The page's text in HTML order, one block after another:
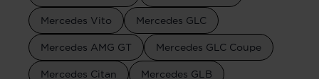
Mercedes Vito Mercedes GLC
Mercedes AMG GT Mercedes GLC Coupe
Mercedes Citan Mercedes GLB